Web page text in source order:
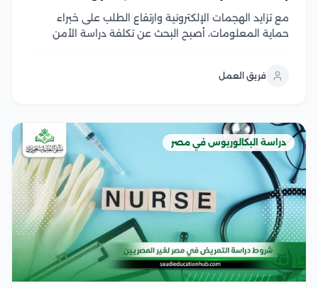
مع تزايد الهجمات الإلكترونية وارتفاع الطلب على خبراء
حماية المعلومات، أصبح البحث عن تكلفة دراسة الأمن
يجعل اتخاذ القرار أكثر صعوبة لحسن...
فريق العمل
دراسة البكالوريوس في مصر